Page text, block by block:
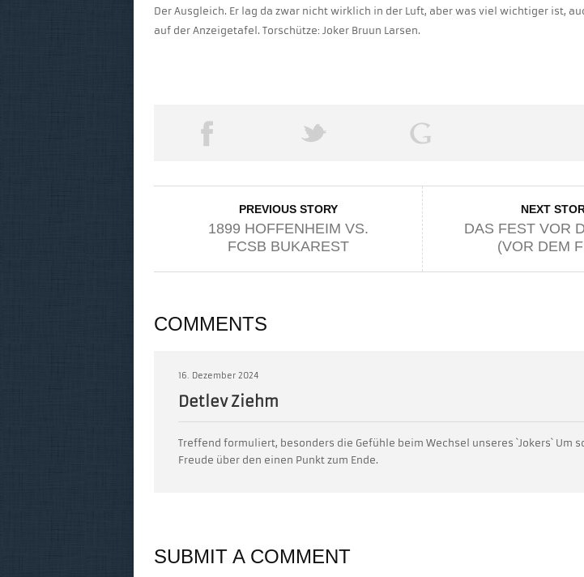
Der Ausgleich. Er lag da zwar nicht wirklich in der Luft, aber was viel wichtiger ist,
auf der Anzeigetafel. Torschütze: Joker Bruun Larsen.
PREVIOUS STORY
1899 HOFFENHEIM VS.
FCSB BUKAREST
NEXT
DAS FEST VOR
(VOR DEM
COMMENTS
16. Dezember 2024
Detlev Ziehm
Treffend formuliert, besonders die Gefühle beim Wechsel unseres `Jokers` Um
Freude über den einen Punkt zum Ende.
SUBMIT A COMMENT